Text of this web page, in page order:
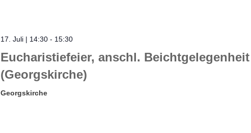
17. Juli | 14:30 - 15:30
Eucharistiefeier, anschl. Beichtgelegenheit
(Georgskirche)
Georgskirche